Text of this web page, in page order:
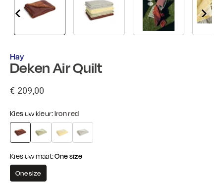
Hay
Deken Air Quilt
€ 209,00
Kies uw kleur:Iron red
Kies uw maat:One size
One size